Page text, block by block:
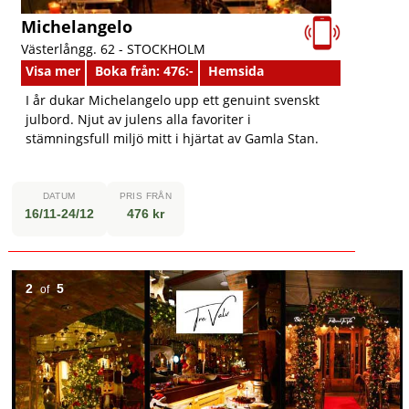
Michelangelo
Västerlångg. 62 - STOCKHOLM
Visa mer
Boka från: 476:-
Hemsida
I år dukar Michelangelo upp ett genuint svenskt
julbord. Njut av julens alla favoriter i
stämningsfull miljö mitt i hjärtat av Gamla Stan.
DATUM
16/11-24/12
PRIS FRÅN
476 kr
2 of 5